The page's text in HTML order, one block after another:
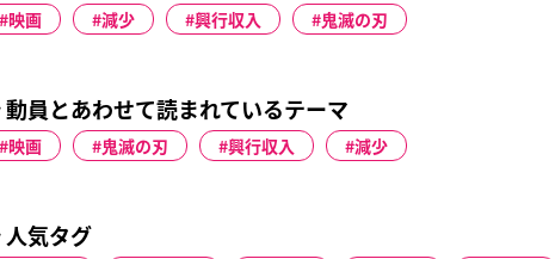
映画 減少 興行収入 鬼滅の刃
動員とあわせて読まれているテーマ
映画 鬼滅の刃 興行収入 減少
人気タグ